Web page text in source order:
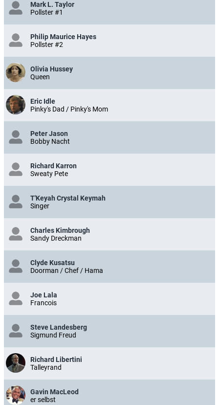
Mark L. Taylor
Pollster #1
Philip Maurice Hayes
Pollster #2
Olivia Hussey
Queen
Eric Idle
Pinky's Dad / Pinky's Mom
Peter Jason
Bobby Nacht
Richard Karron
Sweaty Pete
T'Keyah Crystal Keymah
Singer
Charles Kimbrough
Sandy Dreckman
Clyde Kusatsu
Doorman / Chef / Hama
Joe Lala
Francois
Steve Landesberg
Sigmund Freud
Richard Libertini
Talleyrand
Gavin MacLeod
er selbst